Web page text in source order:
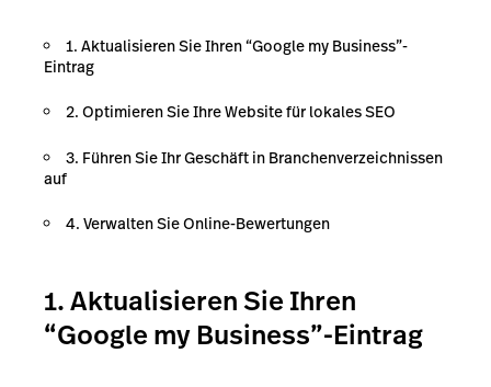
1. Aktualisieren Sie Ihren “Google my Business”-
Eintrag
2. Optimieren Sie Ihre Website für lokales SEO
3. Führen Sie Ihr Geschäft in Branchenverzeichnissen
auf
4. Verwalten Sie Online-Bewertungen
1. Aktualisieren Sie Ihren
“Google my Business”-Eintrag